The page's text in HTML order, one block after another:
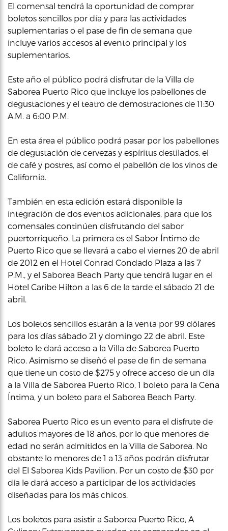
El comensal tendrá la oportunidad de comprar
boletos sencillos por día y para las actividades
suplementarias o el pase de fin de semana que
incluye varios accesos al evento principal y los
suplementarios.
Este año el público podrá disfrutar de la Villa de
Saborea Puerto Rico que incluye los pabellones de
degustaciones y el teatro de demostraciones de 11:30
A.M. a 6:00 P.M.
En esta área el público podrá pasar por los pabellones
de degustación de cervezas y espíritus destilados, el
de café y postres, así como el pabellón de los vinos de
California.
También en esta edición estará disponible la
integración de dos eventos adicionales, para que los
comensales continúen disfrutando del sabor
puertorriqueño. La primera es el Sabor Íntimo de
Puerto Rico que se llevará a cabo el viernes 20 de abril
de 2012 en el Hotel Conrad Condado Plaza a las 7
P.M., y el Saborea Beach Party que tendrá lugar en el
Hotel Caribe Hilton a las 6 de la tarde el sábado 21 de
abril.
Los boletos sencillos estarán a la venta por 99 dólares
para los días sábado 21 y domingo 22 de abril. Este
boleto le dará acceso a la Villa de Saborea Puerto
Rico. Asimismo se diseñó el pase de fin de semana
que tiene un costo de $275 y ofrece acceso de un día
a la Villa de Saborea Puerto Rico, 1 boleto para la Cena
Íntima, y un boleto para el Saborea Beach Party.
Saborea Puerto Rico es un evento para el disfrute de
adultos mayores de 18 años, por lo que menores de
edad no serán admitidos en la Villa de Saborea. No
obstante lo menores de 1 a 13 años podrán disfrutar
del El Saborea Kids Pavilion. Por un costo de $30 por
día le dará acceso a participar de los actividades
diseñadas para los más chicos.
Los boletos para asistir a Saborea Puerto Rico, A